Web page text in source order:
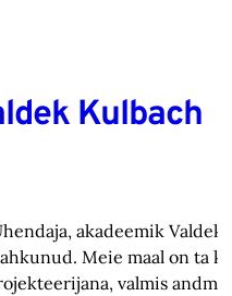
Kulbach
akadeemik Valdek
Meie maal on ta
valmis andma